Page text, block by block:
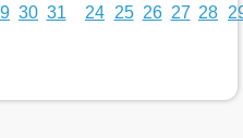
30 31
24 25 26 27 28